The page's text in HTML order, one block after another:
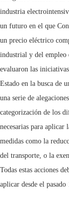
industria
un futuro en el que
un precio eléctrico
industrial y del empleo
evaluaron las
Estado en la busca de
una serie de
categorización de los
necesarias para
medidas como la
del transporte, o la
Todas estas acciones
aplicar desde el pasado